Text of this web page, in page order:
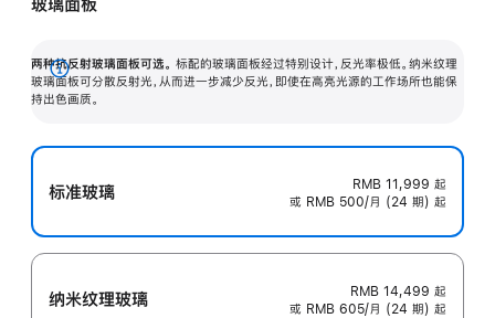
两种抗反射玻璃面板可选。 标配的玻璃面板经过特别设计，反光率极低。纳米纹理
玻璃面板可分散反射光，从而进一步减少反光，即使在高亮光源的工作场所也能保
持出色画质。
展
开
标准玻璃 RMB 11,999 起
或 RMB 500/月 (24 期) 起
纳米纹理玻璃 RMB 14,499 起
或 RMB 605/月 (24 期) 起